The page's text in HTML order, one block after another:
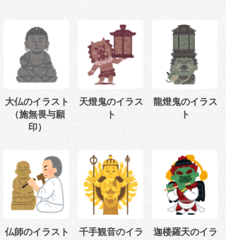
大仏のイラスト
（施無畏与願
印）
天燈鬼のイラス
ト
龍燈鬼のイラス
ト
仏師のイラスト
千手観音のイラ
迦楼羅天のイラ